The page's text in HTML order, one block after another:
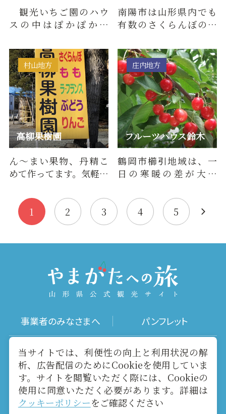
観光いちご園のハウ
スの中はぽかぽか快
りに包まれながら…
南陽市は山形県内でも
有数のさくらんぼの生
錦」「紅秀峰」など、
たくさ…
高柳果樹園
村山地方
ん～まい果物、丹精こ
めて作ってます。気軽に
フルーツハウス鈴木
庄内地方
鶴岡市櫛引地域は、一
日の寒暖の差が大き
ど果樹栽培に適した気
候で、水は…
1 2 3 4 5
事業者のみなさまへ パンフレット
写真ダウンロード 動画ギャラリー
お役立ちリンク 当サイトについて
メールマガジン お問い合わせ
当サイトでは、利便性の向上と利用状況の解
析、広告配信のためにCookieを使用していま
す。サイトを閲覧いただく際には、Cookieの
使用に同意いただく必要があります。詳細は
クッキーポリシーをご確認ください